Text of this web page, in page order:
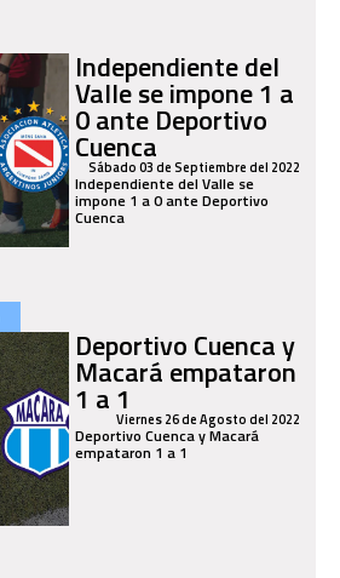
Independiente del
Valle se impone 1 a
0 ante Deportivo
Cuenca
Sábado 03 de Septiembre del 2022
Independiente del Valle se
impone 1 a 0 ante Deportivo
Cuenca
Deportivo Cuenca y
Macará empataron
1 a 1Viernes 26 de Agosto del 2022
Deportivo Cuenca y Macará
empataron 1 a 1